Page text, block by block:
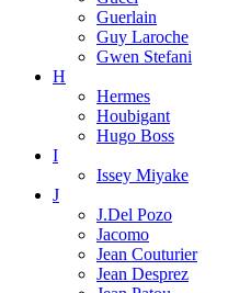
Guerlain
Guy Laroche
Gwen Stefani
H
Hermes
Houbigant
Hugo Boss
I
Issey Miyake
J
J.Del Pozo
Jacomo
Jean Couturier
Jean Desprez